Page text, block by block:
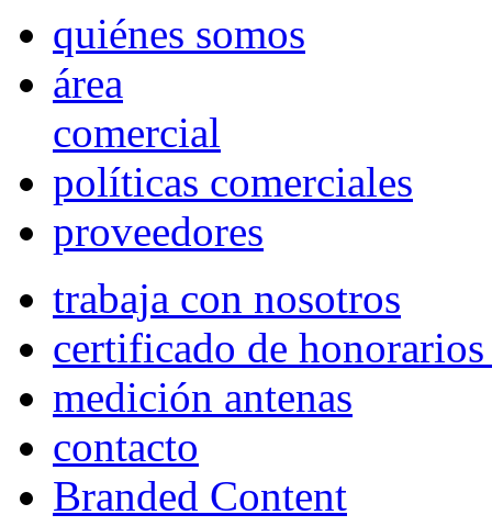
quiénes somos
área
comercial
políticas comerciales
proveedores
trabaja con nosotros
certificado de
medición antenas
contacto
Branded Content